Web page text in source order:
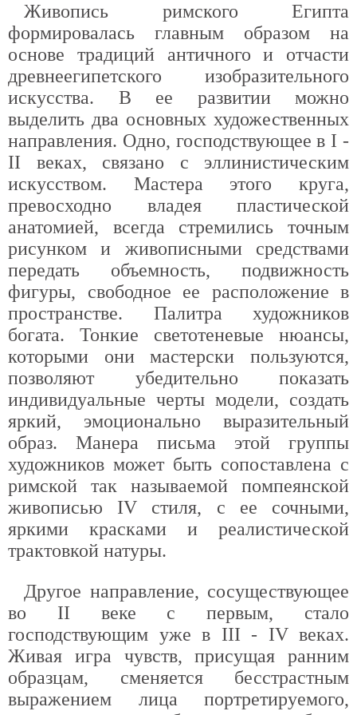
Живопись римского Египта
формировалась главным образом на
основе традиций античного и отчасти
древнеегипетского изобразительного
искусства. В ее развитии можно
выделить два основных художественных
направления. Одно, господствующее в I -
II веках, связано с эллинистическим
искусством. Мастера этого круга,
превосходно владея пластической
анатомией, всегда стремились точным
рисунком и живописными средствами
передать объемность, подвижность
фигуры, свободное ее расположение в
пространстве. Палитра художников
богата. Тонкие светотеневые нюансы,
которыми они мастерски пользуются,
позволяют убедительно показать
индивидуальные черты модели, создать
яркий, эмоционально выразительный
образ. Манера письма этой группы
художников может быть сопоставлена с
римской так называемой помпеянской
живописью IV стиля, с ее сочными,
яркими красками и реалистической
трактовкой натуры.
Другое направление, сосуществующее
во II веке с первым, стало
господствующим уже в III - IV веках.
Живая игра чувств, присущая ранним
образцам, сменяется бесстрастным
выражением лица портретируемого,